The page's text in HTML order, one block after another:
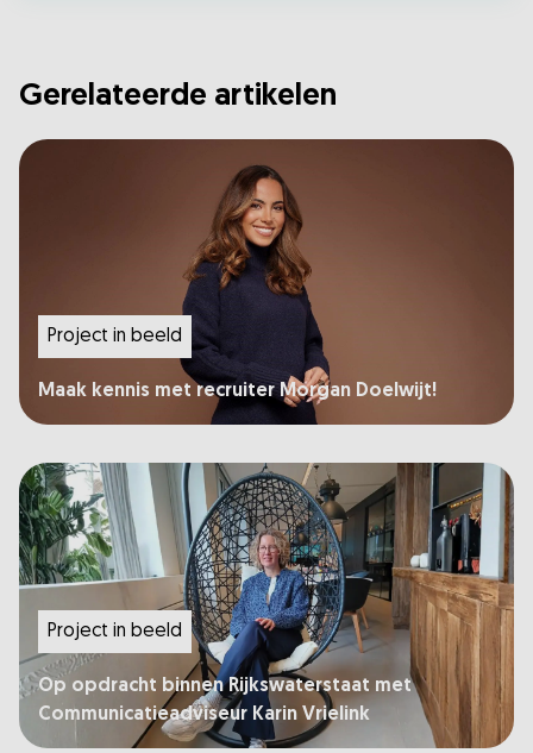
Gerelateerde artikelen
Project in beeld
Maak kennis met recruiter Morgan Doelwijt!
Project in beeld
Op opdracht binnen Rijkswaterstaat met
Communicatieadviseur Karin Vrielink